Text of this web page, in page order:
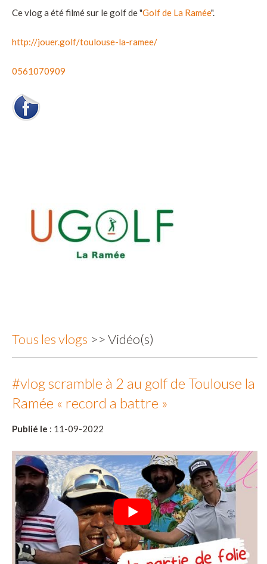
Ce vlog a été filmé sur le golf de "Golf de La Ramée".
http://jouer.golf/toulouse-la-ramee/
0561070909
Tous les vlogs >> Vidéo(s)
#vlog scramble à 2 au golf de Toulouse la
Ramée « record a battre »
Publié le : 11-09-2022